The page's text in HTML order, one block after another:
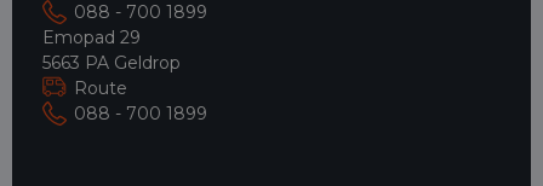
088 - 700 1899
Emopad 29
5663 PA Geldrop
Route
088 - 700 1899